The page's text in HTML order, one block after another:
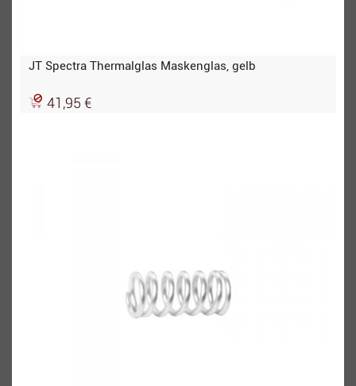
JT Spectra Thermalglas Maskenglas, gelb
41,95 €